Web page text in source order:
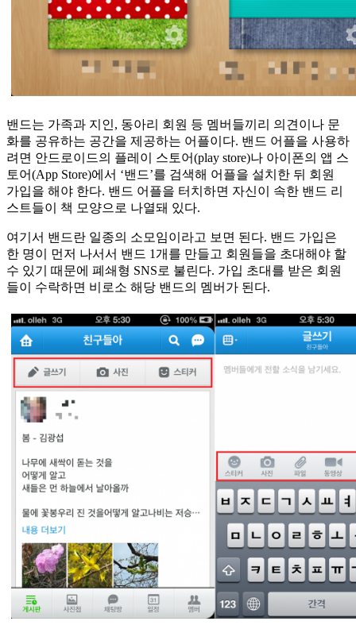
밴드는 가족과 지인, 동아리 회원 등 멤버들끼리 의견이나 문
화를 공유하는 공간을 제공하는 어플이다. 밴드 어플을 사용하
려면 안드로이드의 플레이 스토어(play store)나 아이폰의 앱 스
토어(App Store)에서 ‘밴드’를 검색해 어플을 설치한 뒤 회원
가입을 해야 한다. 밴드 어플을 터치하면 자신이 속한 밴드 리
스트들이 책 모양으로 나열돼 있다.
여기서 밴드란 일종의 소모임이라고 보면 된다. 밴드 가입은
한 명이 먼저 나서서 밴드 1개를 만들고 회원들을 초대해야 할
수 있기 때문에 폐쇄형 SNS로 불린다. 가입 초대를 받은 회원
들이 수락하면 비로소 해당 밴드의 멤버가 된다.